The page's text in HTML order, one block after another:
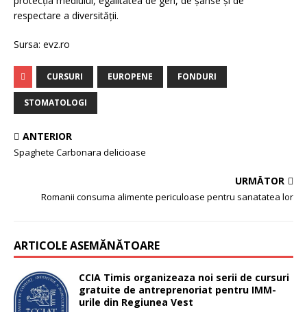
respectare a diversităţii.
Sursa: evz.ro
CURSURI EUROPENE FONDURI
STOMATOLOGI
ANTERIOR
Spaghete Carbonara delicioase
URMĂTOR
Romanii consuma alimente periculoase pentru sanatatea lor
ARTICOLE ASEMĂNĂTOARE
CCIA Timis organizeaza noi serii de cursuri
gratuite de antreprenoriat pentru IMM-
urile din Regiunea Vest